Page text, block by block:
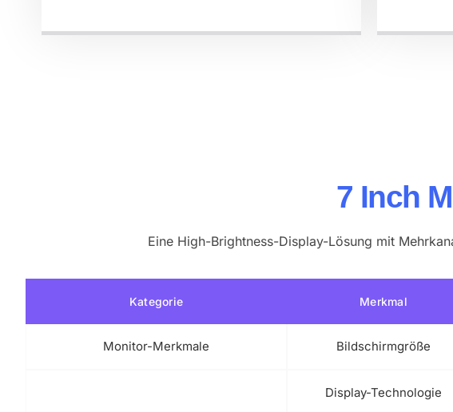
7 Inch
Eine High-Brightness-Display-Lösung mit
Kategorie Merkmal
Monitor-Merkmale Bildschirmgröße
Display-Technologie